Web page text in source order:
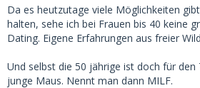
Da es heutzutage viele Möglichkeiten
halten, sehe ich bei Frauen bis 40 keine
Dating. Eigene Erfahrungen aus freier
Und selbst die 50 jährige ist doch für den
junge Maus. Nennt man dann MILF.